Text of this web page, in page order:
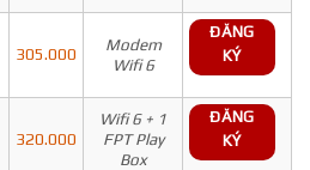
305.000
Modem
Wifi 6
ĐĂNG
KÝ
320.000
Wifi 6 + 1
FPT Play
Box
ĐĂNG
KÝ